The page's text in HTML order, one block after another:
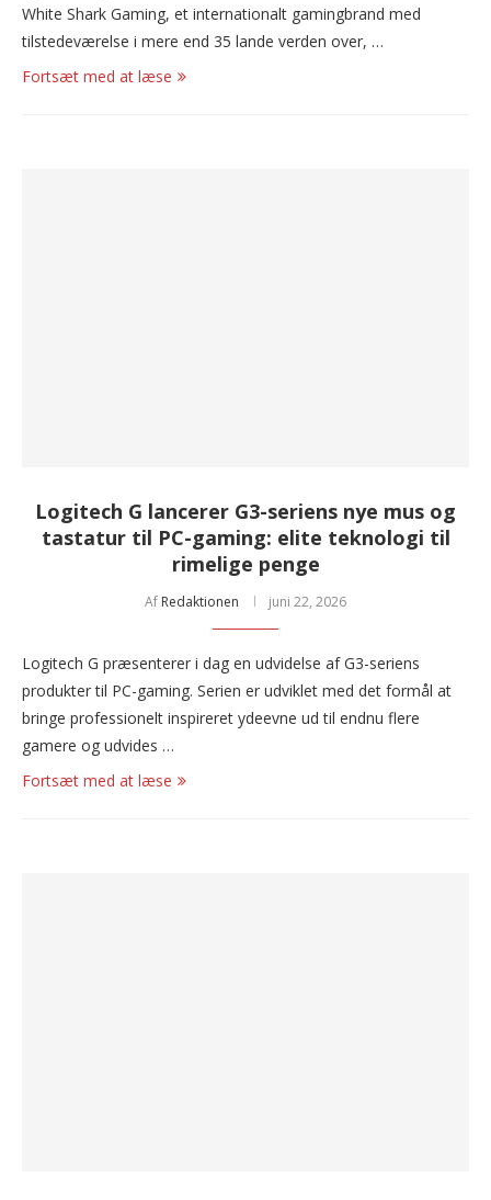
White Shark Gaming, et internationalt gamingbrand med
tilstedeværelse i mere end 35 lande verden over, …
Fortsæt med at læse
Logitech G lancerer G3-seriens nye mus og
tastatur til PC-gaming: elite teknologi til
rimelige penge
Af Redaktionen juni 22, 2026
Logitech G præsenterer i dag en udvidelse af G3-seriens
produkter til PC-gaming. Serien er udviklet med det formål at
bringe professionelt inspireret ydeevne ud til endnu flere
gamere og udvides …
Fortsæt med at læse